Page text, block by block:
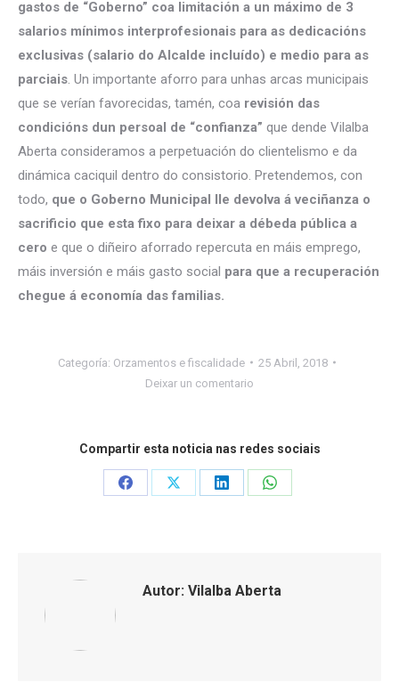
gastos de “Goberno” coa limitación a un máximo de 3
salarios mínimos interprofesionais para as dedicacións
exclusivas (salario do Alcalde incluído) e medio para as
parciais. Un importante aforro para unhas arcas municipais
que se verían favorecidas, tamén, coa revisión das
condicións dun persoal de “confianza” que dende Vilalba
Aberta consideramos a perpetuación do clientelismo e da
dinámica caciquil dentro do consistorio. Pretendemos, con
todo, que o Goberno Municipal lle devolva á veciñanza o
sacrificio que esta fixo para deixar a débeda pública a
cero e que o diñeiro aforrado repercuta en máis emprego,
máis inversión e máis gasto social para que a recuperación
chegue á economía das familias.
Categoría: Orzamentos e fiscalidade
25 Abril, 2018
Deixar un comentario
Compartir esta noticia nas redes sociais
Share
Share
Share
Share
Autor: Vilalba Aberta